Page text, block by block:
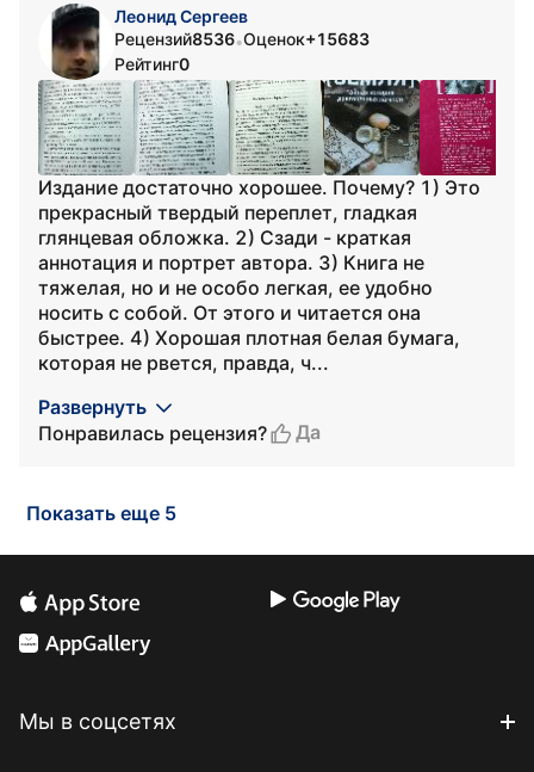
Леонид Сергеев
Рецензий8536•Оценок+15683
Рейтинг0
Издание достаточно хорошее. Почему? 1) Это
прекрасный твердый переплет, гладкая
глянцевая обложка. 2) Сзади - краткая
аннотация и портрет автора. 3) Книга не
тяжелая, но и не особо легкая, ее удобно
носить с собой. От этого и читается она
быстрее. 4) Хорошая плотная белая бумага,
которая не рвется, правда, ч...
Развернуть
Понравилась рецензия?
Да
Показать еще 5
Мы в соцсетях